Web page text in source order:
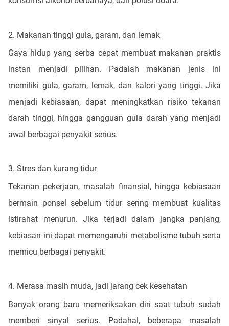
2. Makanan tinggi gula, garam, dan lemak
Gaya hidup yang serba cepat membuat makanan praktis
instan menjadi pilihan. Padalah makanan jenis ini
memiliki gula, garam, lemak, dan kalori yang tinggi. Jika
menjadi kebiasaan, dapat meningkatkan risiko tekanan
darah tinggi, hingga gangguan gula darah yang menjadi
awal berbagai penyakit serius.
3. Stres dan kurang tidur
Tekanan pekerjaan, masalah finansial, hingga kebiasaan
bermain ponsel sebelum tidur sering membuat kualitas
istirahat menurun. Jika terjadi dalam jangka panjang,
kebiasan ini dapat memengaruhi metabolisme tubuh serta
memicu berbagai penyakit.
4. Merasa masih muda, jadi jarang cek kesehatan
Banyak orang baru memeriksakan diri saat tubuh sudah
memberi sinyal serius. Padahal, beberapa masalah